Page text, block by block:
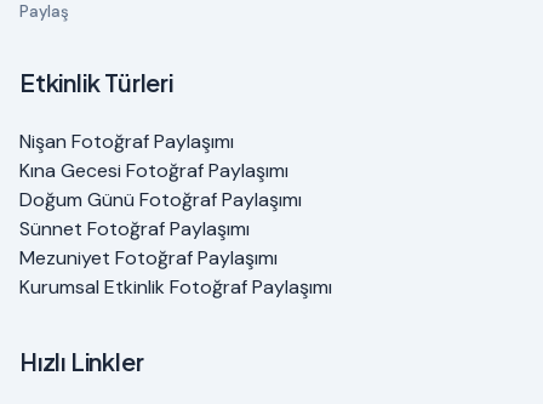
Paylaş
Etkinlik Türleri
Nişan Fotoğraf Paylaşımı
Kına Gecesi Fotoğraf Paylaşımı
Doğum Günü Fotoğraf Paylaşımı
Sünnet Fotoğraf Paylaşımı
Mezuniyet Fotoğraf Paylaşımı
Kurumsal Etkinlik Fotoğraf Paylaşımı
Hızlı Linkler